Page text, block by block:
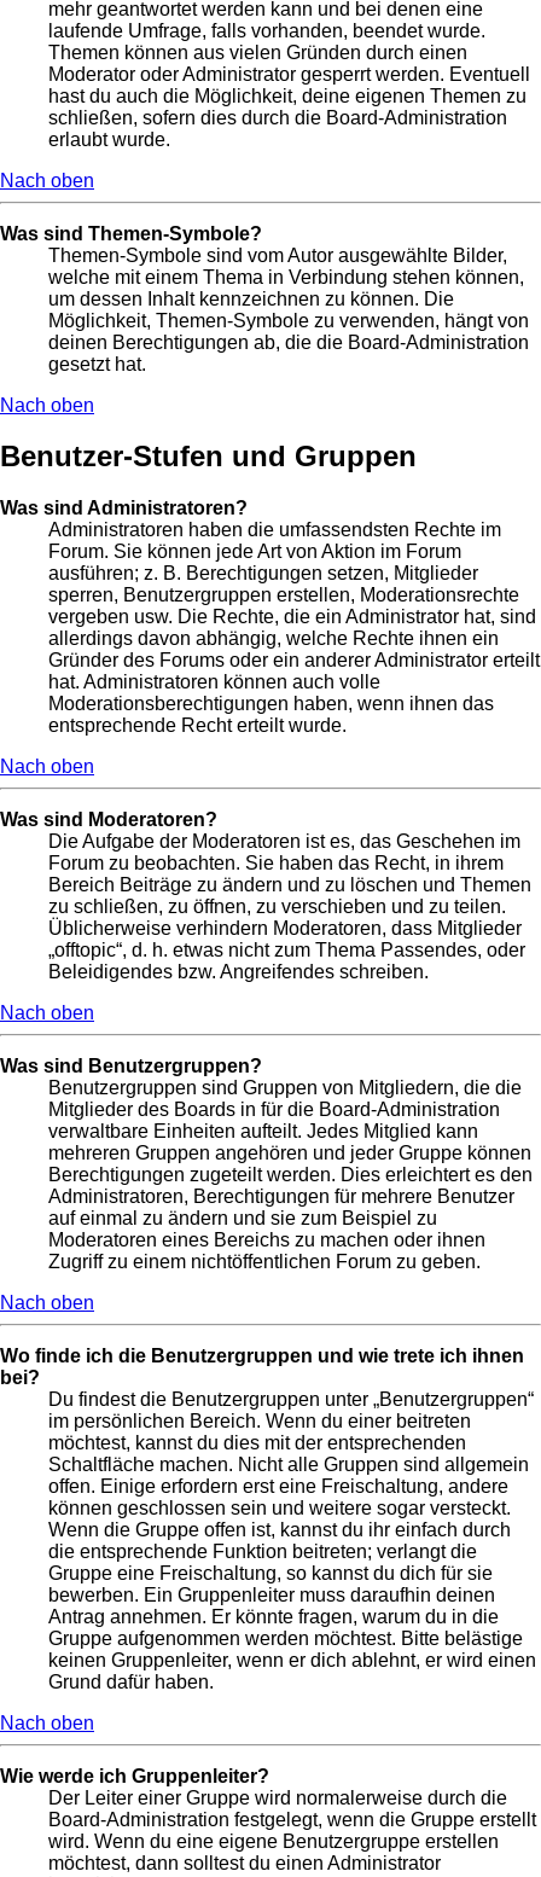
mehr geantwortet werden kann und bei denen eine
laufende Umfrage, falls vorhanden, beendet wurde.
Themen können aus vielen Gründen durch einen
Moderator oder Administrator gesperrt werden. Eventuell
hast du auch die Möglichkeit, deine eigenen Themen zu
schließen, sofern dies durch die Board-Administration
erlaubt wurde.
Nach oben
Was sind Themen-Symbole?
Themen-Symbole sind vom Autor ausgewählte Bilder,
welche mit einem Thema in Verbindung stehen können,
um dessen Inhalt kennzeichnen zu können. Die
Möglichkeit, Themen-Symbole zu verwenden, hängt von
deinen Berechtigungen ab, die die Board-Administration
gesetzt hat.
Nach oben
Benutzer-Stufen und Gruppen
Was sind Administratoren?
Administratoren haben die umfassendsten Rechte im
Forum. Sie können jede Art von Aktion im Forum
ausführen; z. B. Berechtigungen setzen, Mitglieder
sperren, Benutzergruppen erstellen, Moderationsrechte
vergeben usw. Die Rechte, die ein Administrator hat, sind
allerdings davon abhängig, welche Rechte ihnen ein
Gründer des Forums oder ein anderer Administrator erteilt
hat. Administratoren können auch volle
Moderationsberechtigungen haben, wenn ihnen das
entsprechende Recht erteilt wurde.
Nach oben
Was sind Moderatoren?
Die Aufgabe der Moderatoren ist es, das Geschehen im
Forum zu beobachten. Sie haben das Recht, in ihrem
Bereich Beiträge zu ändern und zu löschen und Themen
zu schließen, zu öffnen, zu verschieben und zu teilen.
Üblicherweise verhindern Moderatoren, dass Mitglieder
„offtopic“, d. h. etwas nicht zum Thema Passendes, oder
Beleidigendes bzw. Angreifendes schreiben.
Nach oben
Was sind Benutzergruppen?
Benutzergruppen sind Gruppen von Mitgliedern, die die
Mitglieder des Boards in für die Board-Administration
verwaltbare Einheiten aufteilt. Jedes Mitglied kann
mehreren Gruppen angehören und jeder Gruppe können
Berechtigungen zugeteilt werden. Dies erleichtert es den
Administratoren, Berechtigungen für mehrere Benutzer
auf einmal zu ändern und sie zum Beispiel zu
Moderatoren eines Bereichs zu machen oder ihnen
Zugriff zu einem nichtöffentlichen Forum zu geben.
Nach oben
Wo finde ich die Benutzergruppen und wie trete ich ihnen
bei?
Du findest die Benutzergruppen unter „Benutzergruppen“
im persönlichen Bereich. Wenn du einer beitreten
möchtest, kannst du dies mit der entsprechenden
Schaltfläche machen. Nicht alle Gruppen sind allgemein
offen. Einige erfordern erst eine Freischaltung, andere
können geschlossen sein und weitere sogar versteckt.
Wenn die Gruppe offen ist, kannst du ihr einfach durch
die entsprechende Funktion beitreten; verlangt die
Gruppe eine Freischaltung, so kannst du dich für sie
bewerben. Ein Gruppenleiter muss daraufhin deinen
Antrag annehmen. Er könnte fragen, warum du in die
Gruppe aufgenommen werden möchtest. Bitte belästige
keinen Gruppenleiter, wenn er dich ablehnt, er wird einen
Grund dafür haben.
Nach oben
Wie werde ich Gruppenleiter?
Der Leiter einer Gruppe wird normalerweise durch die
Board-Administration festgelegt, wenn die Gruppe erstellt
wird. Wenn du eine eigene Benutzergruppe erstellen
möchtest, dann solltest du einen Administrator